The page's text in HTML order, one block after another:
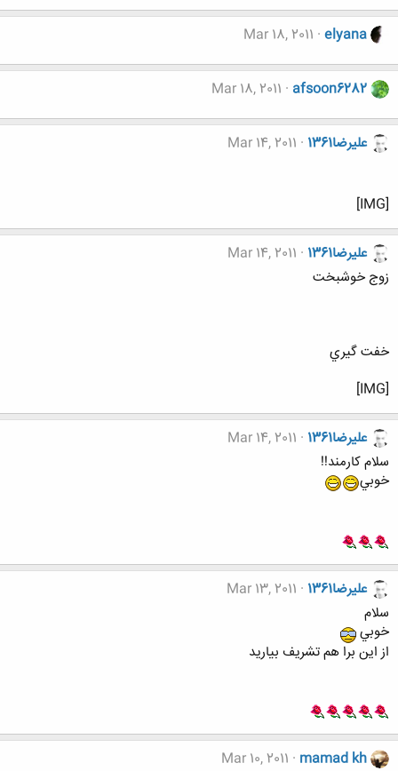
elyana
Mar 18, 2011
afsoon6282
Mar 18, 2011
عليرضا1361 Mar 14, 2011
[IMG]
عليرضا1361
Mar 14, 2011
زوج خوشبخت
خفت گيري
[IMG]
عليرضا1361
Mar 14, 2011
سلام كارمند!!
خوبي
عليرضا1361
Mar 13, 2011
سلام
خوبي
از اين برا هم تشريف بياريد
mamad kh
Mar 10, 2011